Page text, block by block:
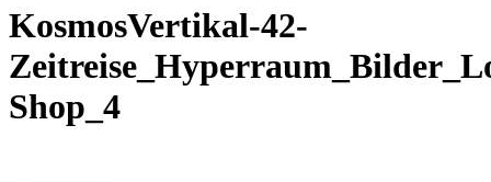
Search
KosmosVertikal-42-
Shop_4